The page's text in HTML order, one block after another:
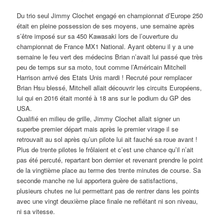
Du trio seul Jimmy Clochet engagé en championnat d’Europe 250
était en pleine possession de ses moyens, une semaine après
s’être imposé sur sa 450 Kawasaki lors de l’ouverture du
championnat de France MX1 National. Ayant obtenu il y a une
semaine le feu vert des médecins Brian n’avait lui passé que très
peu de temps sur sa moto, tout comme l’Américain Mitchell
Harrison arrivé des Etats Unis mardi ! Recruté pour remplacer
Brian Hsu blessé, Mitchell allait découvrir les circuits Européens,
lui qui en 2016 était monté à 18 ans sur le podium du GP des
USA.
Qualifié en milieu de grille, Jimmy Clochet allait signer un
superbe premier départ mais après le premier virage il se
retrouvait au sol après qu’un pilote lui ait fauché sa roue avant !
Plus de trente pilotes le frôlaient et c’est une chance qu’il n’ait
pas été percuté, repartant bon dernier et revenant prendre le point
de la vingtième place au terme des trente minutes de course. Sa
seconde manche ne lui apportera guère de satisfactions,
plusieurs chutes ne lui permettant pas de rentrer dans les points
avec une vingt deuxième place finale ne reflétant ni son niveau,
ni sa vitesse.